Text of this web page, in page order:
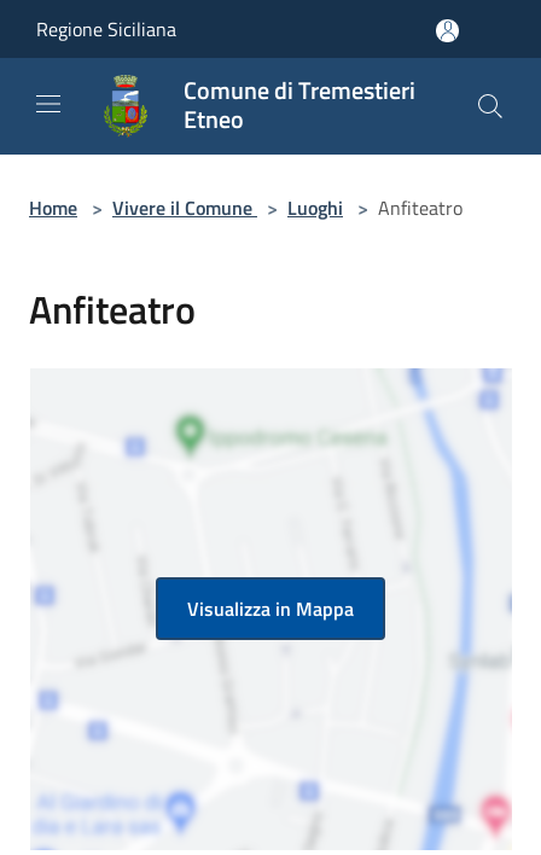
Regione Siciliana
Comune di Tremestieri
Etneo
Home > Vivere il Comune > Luoghi > Anfiteatro
Anfiteatro
Visualizza in Mappa